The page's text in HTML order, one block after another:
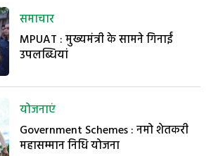
समाचार
MPUAT : मुख्यमंत्री के सामने गिनाईं
उपलब्धियां
योजनाएं
Government Schemes : नमो शेतकरी
महासम्मान निधि योजना